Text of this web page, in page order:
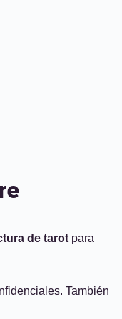
de tarot para
También